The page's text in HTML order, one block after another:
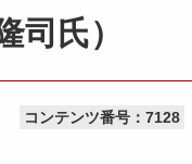
司氏）
コンテンツ番号：7128